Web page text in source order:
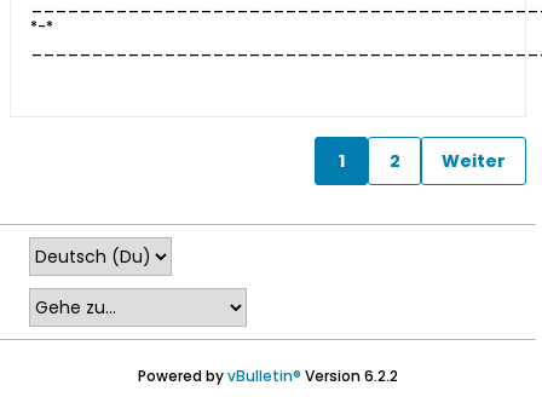
*-*
1 2 Weiter
Powered byvBulletin® Version 6.2.2